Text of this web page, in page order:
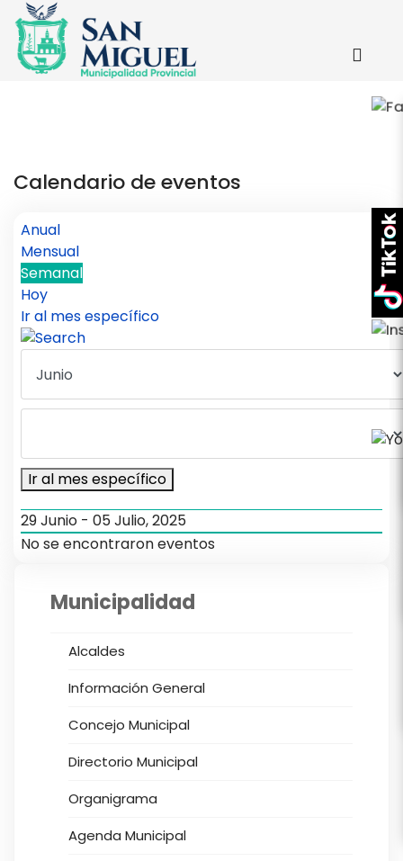
Calendario de eventos
Anual
Mensual
Semanal
Hoy
Ir al mes específico
Ir al mes específico
29 Junio - 05 Julio, 2025
No se encontraron eventos
Municipalidad
Alcaldes
Información General
Concejo Municipal
Directorio Municipal
Organigrama
Agenda Municipal